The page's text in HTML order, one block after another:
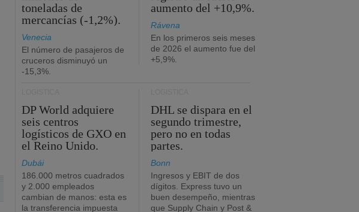
toneladas de
mercancías (-1,2%).
Venecia
El número de pasajeros de
cruceros disminuyó un
-15,3%.
aumento del +10,9%.
Rávena
En los primeros seis meses
de 2026 el aumento fue del
+5,9%.
DP World adquiere
seis centros
logísticos de GXO en
el Reino Unido.
Dubái
186.000 metros cuadrados
y 2.000 empleados
cambian de manos: esta es
la transferencia impuesta
DHL se dispara en el
segundo trimestre,
pero no en todas
partes.
Bonn
Ingresos y EBIT de dos
dígitos. Express tuvo un
buen desempeño, mientras
que Supply Chain y Post &